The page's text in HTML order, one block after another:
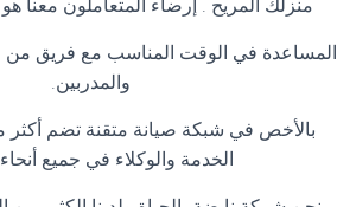
منزلك المريح . إرضاء المتعاملون معنا هو
المساعدة في الوقت المناسب مع فريق من
والمدربين.
الخدمة والوكلاء في جميع